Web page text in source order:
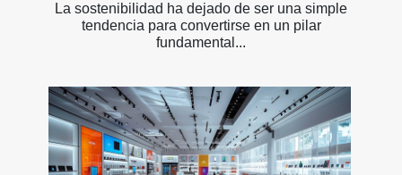
La sostenibilidad ha dejado de ser una simple
tendencia para convertirse en un pilar
fundamental...